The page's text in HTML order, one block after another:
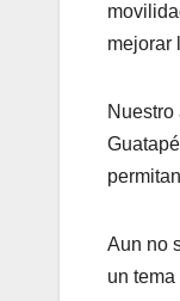
mejorar
Aun no
un